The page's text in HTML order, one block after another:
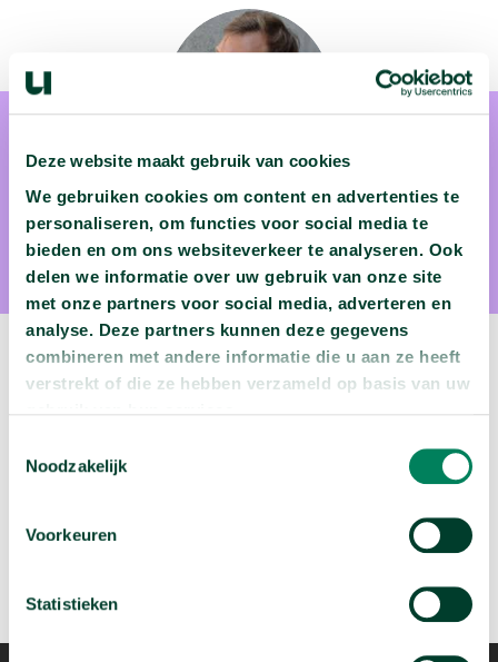
Deze website maakt gebruik van cookies
We gebruiken cookies om content en advertenties te
personaliseren, om functies voor social media te
bieden en om ons websiteverkeer te analyseren. Ook
delen we informatie over uw gebruik van onze site
met onze partners voor social media, adverteren en
analyse. Deze partners kunnen deze gegevens
combineren met andere informatie die u aan ze heeft
verstrekt of die ze hebben verzameld op basis van uw
Noodzakelijk
Voorkeuren
Statistieken
Tim Surma, Msc
Tim Surma, MSc. is verbonden aan de Open Universiteit.
Volgende podcast:
Beluister deze podcast arrow_forward